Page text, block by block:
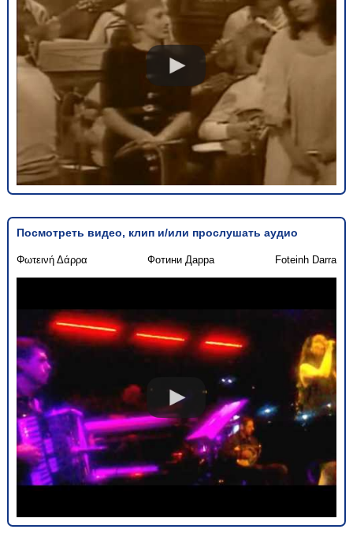
Посмотреть видео, клип и/или прослушать аудио
Φωτεινή Δάρρα Фотини Дарра Foteinh Darra